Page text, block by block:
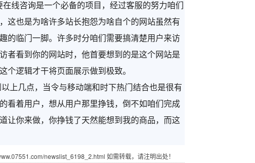
线咨询是一个必备的项目，经过客服的努力咱们
这也是为啥许多站长抱怨为啥自个的网站虽然有
的临门一脚。许多时分咱们需要搞清楚用户来访
者看到你的网站时，他首要想到的是这个网站是
个逻辑才干将页面展示做到极致。
几点，当令与移动端和时下热门结合也是很有
看着用户，想从用户那里挣钱，倒不如咱们完成
让你来做，你挣钱了天然能想到我的商品，而这
newslist_6198_2.html 如需转载，请注明出处！